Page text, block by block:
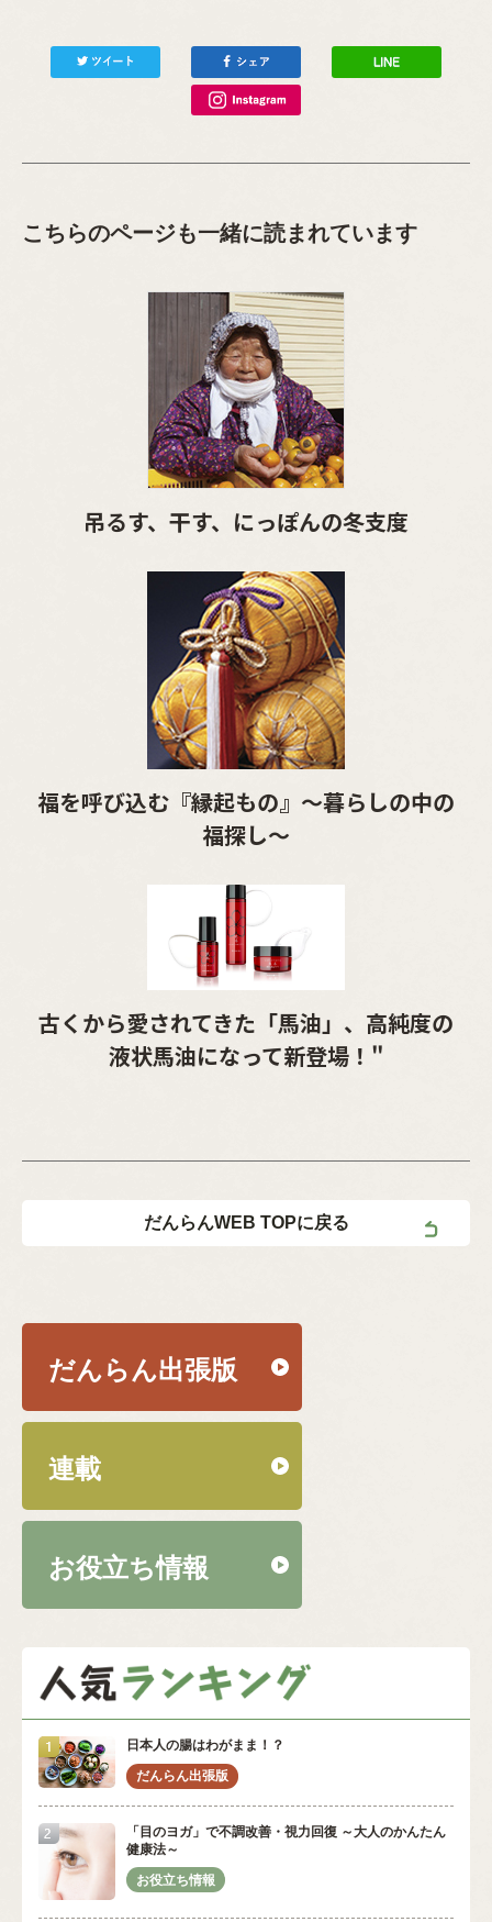
こちらのページも一緒に読まれています
吊るす、干す、にっぽんの冬支度
福を呼び込む『縁起もの』～暮らしの中の
福探し～
古くから愛されてきた「馬油」、高純度の
液状馬油になって新登場！"
だんらんWEB TOPに戻る
だんらん出張版
連載
お役立ち情報
日本人の腸はわがまま！？
「目のヨガ」で不調改善・視力回復 ～大人のかんたん
健康法～